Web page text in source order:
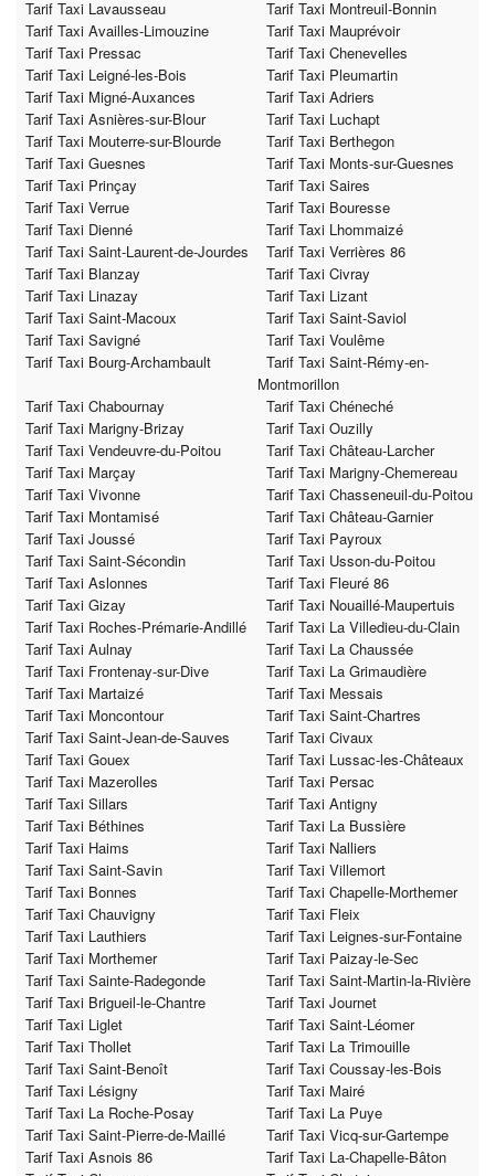
Tarif Taxi Lavausseau
Tarif Taxi Montreuil-Bonnin
Tarif Taxi Availles-Limouzine
Tarif Taxi Mauprévoir
Tarif Taxi Pressac
Tarif Taxi Chenevelles
Tarif Taxi Leigné-les-Bois
Tarif Taxi Pleumartin
Tarif Taxi Migné-Auxances
Tarif Taxi Adriers
Tarif Taxi Asnières-sur-Blour
Tarif Taxi Luchapt
Tarif Taxi Mouterre-sur-Blourde
Tarif Taxi Berthegon
Tarif Taxi Guesnes
Tarif Taxi Monts-sur-Guesnes
Tarif Taxi Prinçay
Tarif Taxi Saires
Tarif Taxi Verrue
Tarif Taxi Bouresse
Tarif Taxi Dienné
Tarif Taxi Lhommaizé
Tarif Taxi Saint-Laurent-de-Jourdes
Tarif Taxi Verrières 86
Tarif Taxi Blanzay
Tarif Taxi Civray
Tarif Taxi Linazay
Tarif Taxi Lizant
Tarif Taxi Saint-Macoux
Tarif Taxi Saint-Saviol
Tarif Taxi Savigné
Tarif Taxi Voulême
Tarif Taxi Bourg-Archambault
Tarif Taxi Saint-Rémy-en-
Montmorillon
Tarif Taxi Chabournay
Tarif Taxi Chéneché
Tarif Taxi Marigny-Brizay
Tarif Taxi Ouzilly
Tarif Taxi Vendeuvre-du-Poitou
Tarif Taxi Château-Larcher
Tarif Taxi Marçay
Tarif Taxi Marigny-Chemereau
Tarif Taxi Vivonne
Tarif Taxi Chasseneuil-du-Poitou
Tarif Taxi Montamisé
Tarif Taxi Château-Garnier
Tarif Taxi Joussé
Tarif Taxi Payroux
Tarif Taxi Saint-Sécondin
Tarif Taxi Usson-du-Poitou
Tarif Taxi Aslonnes
Tarif Taxi Fleuré 86
Tarif Taxi Gizay
Tarif Taxi Nouaillé-Maupertuis
Tarif Taxi Roches-Prémarie-Andillé
Tarif Taxi La Villedieu-du-Clain
Tarif Taxi Aulnay
Tarif Taxi La Chaussée
Tarif Taxi Frontenay-sur-Dive
Tarif Taxi La Grimaudière
Tarif Taxi Martaizé
Tarif Taxi Messais
Tarif Taxi Moncontour
Tarif Taxi Saint-Chartres
Tarif Taxi Saint-Jean-de-Sauves
Tarif Taxi Civaux
Tarif Taxi Gouex
Tarif Taxi Lussac-les-Châteaux
Tarif Taxi Mazerolles
Tarif Taxi Persac
Tarif Taxi Sillars
Tarif Taxi Antigny
Tarif Taxi Béthines
Tarif Taxi La Bussière
Tarif Taxi Haims
Tarif Taxi Nalliers
Tarif Taxi Saint-Savin
Tarif Taxi Villemort
Tarif Taxi Bonnes
Tarif Taxi Chapelle-Morthemer
Tarif Taxi Chauvigny
Tarif Taxi Fleix
Tarif Taxi Lauthiers
Tarif Taxi Leignes-sur-Fontaine
Tarif Taxi Morthemer
Tarif Taxi Paizay-le-Sec
Tarif Taxi Sainte-Radegonde
Tarif Taxi Saint-Martin-la-Rivière
Tarif Taxi Brigueil-le-Chantre
Tarif Taxi Journet
Tarif Taxi Liglet
Tarif Taxi Saint-Léomer
Tarif Taxi Thollet
Tarif Taxi La Trimouille
Tarif Taxi Saint-Benoît
Tarif Taxi Coussay-les-Bois
Tarif Taxi Lésigny
Tarif Taxi Mairé
Tarif Taxi La Roche-Posay
Tarif Taxi La Puye
Tarif Taxi Saint-Pierre-de-Maillé
Tarif Taxi Vicq-sur-Gartempe
Tarif Taxi Asnois 86
Tarif Taxi La-Chapelle-Bâton